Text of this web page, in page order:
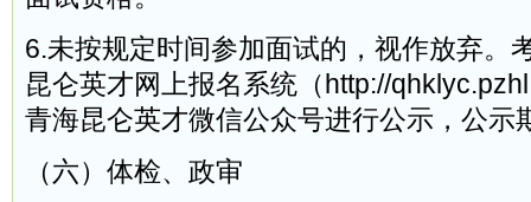
6.未按规定时间参加面试的，视作放弃。
昆仑英才网上报名系统（http://
青海昆仑英才微信公众号进行公示，公示
（六）体检、政审